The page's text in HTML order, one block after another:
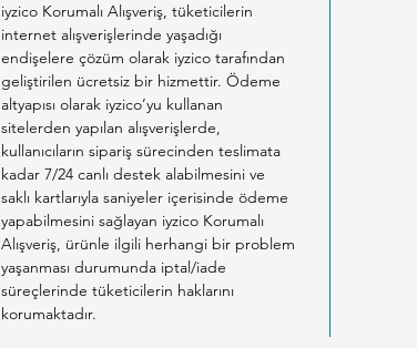
iyzico Korumalı Alışveriş, tüketicilerin
internet alışverişlerinde yaşadığı
endişelere çözüm olarak iyzico tarafından
geliştirilen ücretsiz bir hizmettir. Ödeme
altyapısı olarak iyzico’yu kullanan
sitelerden yapılan alışverişlerde,
kullanıcıların sipariş sürecinden teslimata
kadar 7/24 canlı destek alabilmesini ve
saklı kartlarıyla saniyeler içerisinde ödeme
yapabilmesini sağlayan iyzico Korumalı
Alışveriş, ürünle ilgili herhangi bir problem
yaşanması durumunda iptal/iade
süreçlerinde tüketicilerin haklarını
korumaktadır.